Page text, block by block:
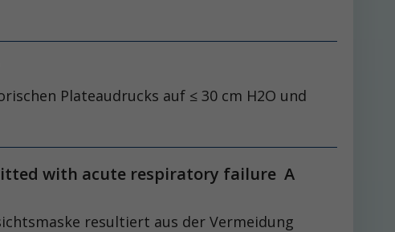
Plateaudrucks auf ≤ 30 cm H2O und
with acute respiratory failure A
resultiert aus der Vermeidung